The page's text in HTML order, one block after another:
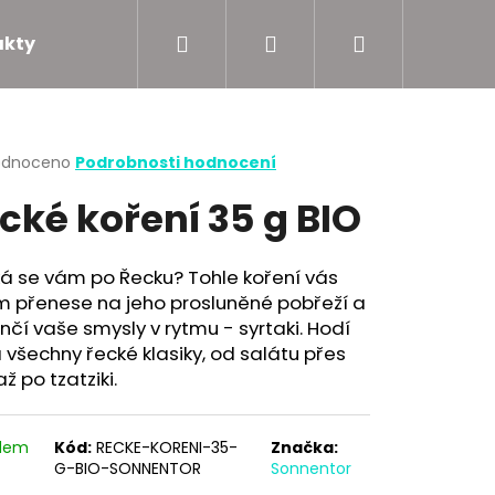
Podporujeme Přihlášení
Podrobnosti hodnocení
koření 35 g BIO
se vám po Řecku? Tohle koření vás
přenese na jeho prosluněné pobřeží a
vaše smysly v rytmu - syrtaki. Hodí
všechny řecké klasiky, od salátu přes
po tzatziki.
Kód: RECKE-KORENI-35-
G-BIO-SONNENTOR
Značka:
Sonnentor